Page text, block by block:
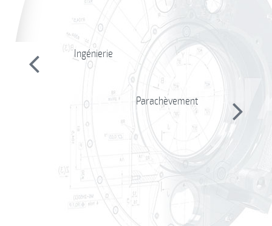
Ingénierie
Parachèvement